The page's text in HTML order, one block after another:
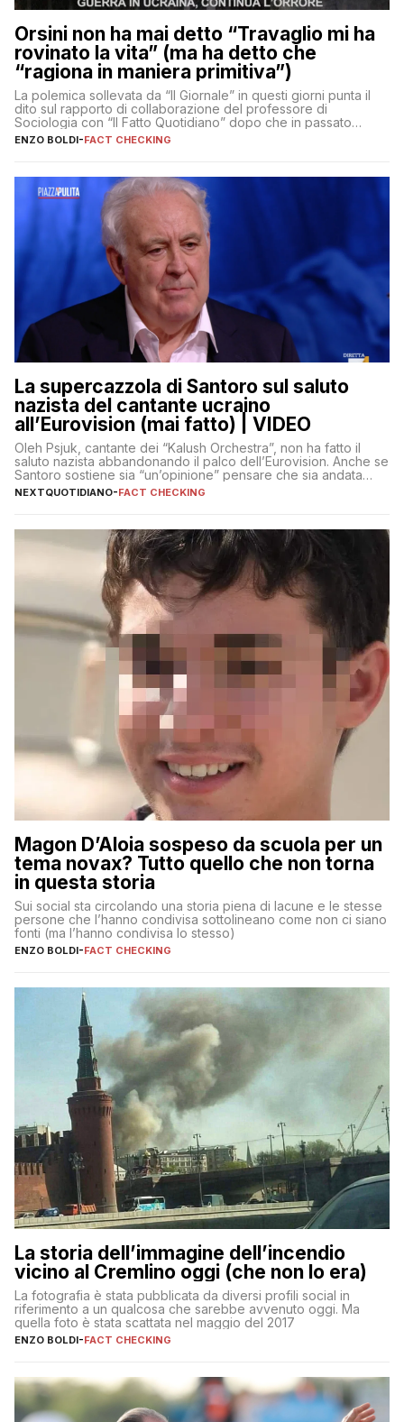
Orsini non ha mai detto “Travaglio mi ha
rovinato la vita” (ma ha detto che
“ragiona in maniera primitiva”)
La polemica sollevata da “Il Giornale” in questi giorni punta il
dito sul rapporto di collaborazione del professore di
Sociologia con “Il Fatto Quotidiano” dopo che in passato
erano volati stracci
ENZO BOLDI-FACT CHECKING
La supercazzola di Santoro sul saluto
nazista del cantante ucraino
all’Eurovision (mai fatto) | VIDEO
Oleh Psjuk, cantante dei “Kalush Orchestra”, non ha fatto il
saluto nazista abbandonando il palco dell’Eurovision. Anche se
Santoro sostiene sia “un’opinione” pensare che sia andata
così
NEXTQUOTIDIANO-FACT CHECKING
Magon D’Aloia sospeso da scuola per un
tema novax? Tutto quello che non torna
in questa storia
Sui social sta circolando una storia piena di lacune e le stesse
persone che l’hanno condivisa sottolineano come non ci siano
fonti (ma l’hanno condivisa lo stesso)
ENZO BOLDI-FACT CHECKING
La storia dell’immagine dell’incendio
vicino al Cremlino oggi (che non lo era)
La fotografia è stata pubblicata da diversi profili social in
riferimento a un qualcosa che sarebbe avvenuto oggi. Ma
quella foto è stata scattata nel maggio del 2017
ENZO BOLDI-FACT CHECKING